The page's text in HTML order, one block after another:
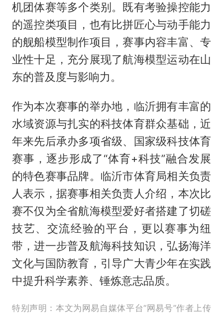
机团体赛等多个类别。既有考验操控能力
的遥控类项目，也有比拼匠心与动手能力
的舰船模型制作项目，赛事内容丰富、专
业性十足，充分展现了航海模型运动在山
东的普及度与影响力。
作为本次赛事的举办地，临沂拥有丰富的
水域资源与扎实的科技体育群众基础，近
年来先后承办多项省级、国家级科技体育
赛事，逐步形成了“体育+科技”融合发展
的特色赛事品牌。临沂市体育局相关负责
人表示，据赛事相关负责人介绍，本次比
赛不仅为全省航海模型爱好者搭建了切磋
技艺、交流经验的平台，更以赛事为纽
带，进一步普及航海科技知识，弘扬海洋
文化与国防教育，引导广大青少年在实践
中提升科学素养、锤炼意志品质。
特别声明：本文为网易自媒体平台“网易号”作者上传